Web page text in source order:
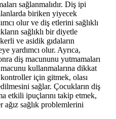
sağlanmalıdır. Diş ipi
biriken yiyecek
olur ve diş etlerini sağlıklı
sağlıklı bir diyetle
ve asidik gıdaların
yardımcı olur. Ayrıca,
diş macununu yutmamaları
kullanmalarına dikkat
için gitmek, olası
sağlar. Çocukların diş
etkili ipuçlarını takip etmek,
ağız sağlık problemlerini